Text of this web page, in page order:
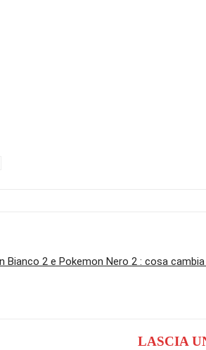
Bianco 2 e Pokemon Nero 2 : cosa
LASCIA